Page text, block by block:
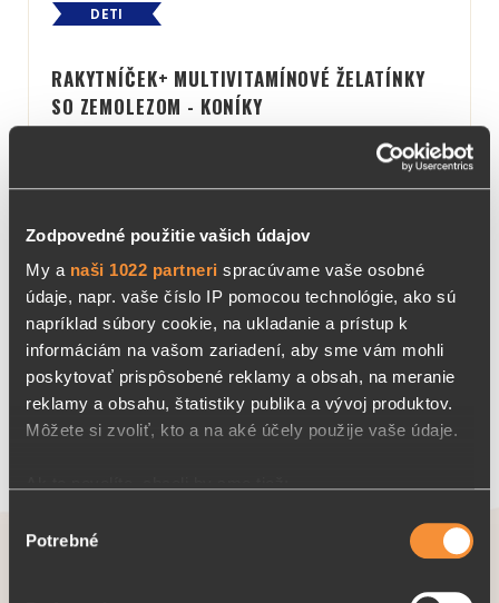
Zodpovedné použitie vašich údajov
My a naši 1022 partneri spracúvame vaše osobné
údaje, napr. vaše číslo IP pomocou technológie, ako sú
napríklad súbory cookie, na ukladanie a prístup k
informáciám na vašom zariadení, aby sme vám mohli
poskytovať prispôsobené reklamy a obsah, na meranie
reklamy a obsahu, štatistiky publika a vývoj produktov.
Môžete si zvoliť, kto a na aké účely použije vaše údaje.
polohe s presnosťou na niekoľko metrov
súhlasu
Potrebné
DETI
RAKYTNÍČEK+ MULTIVITAMÍNOVÉ ŽELATÍNKY
SO ZEMOLEZOM - KONÍKY
Objavte superpotravinu zemolez v lahodných
ovocných želatínkach RAKYTNÍČEK +. Želatínky obs…
9,6 € DETAIL
Produktov na stránke: 16